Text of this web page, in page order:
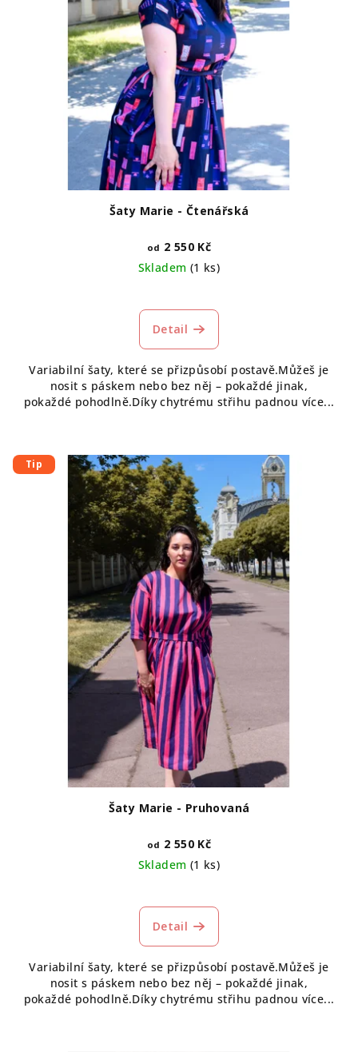
Šaty Marie - Čtenářská
od 2 550 Kč
Skladem (1 ks)
Detail
Variabilní šaty, které se přizpůsobí postavě.Můžeš je
nosit s páskem nebo bez něj – pokaždé jinak,
pokaždé pohodlně.Díky chytrému střihu padnou více...
Tip
Šaty Marie - Pruhovaná
od 2 550 Kč
Skladem (1 ks)
hodnocení
produktu
z
5
hvězdiček.
Detail
Variabilní šaty, které se přizpůsobí postavě.Můžeš je
nosit s páskem nebo bez něj – pokaždé jinak,
pokaždé pohodlně.Díky chytrému střihu padnou více...